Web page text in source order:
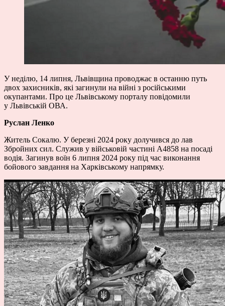
У неділю, 14 липня, Львівщина проводжає в останню путь
двох захисників, які загинули на війні з російськими
окупантами. Про це Львівському порталу повідомили
у Львівській ОВА.
Руслан Ленко
Житель Сокалю. У березні 2024 року долучився до лав
Збройних сил. Служив у військовій частині А4858 на посаді
водія. Загинув воїн 6 липня 2024 року під час виконання
бойового завдання на Харківському напрямку.